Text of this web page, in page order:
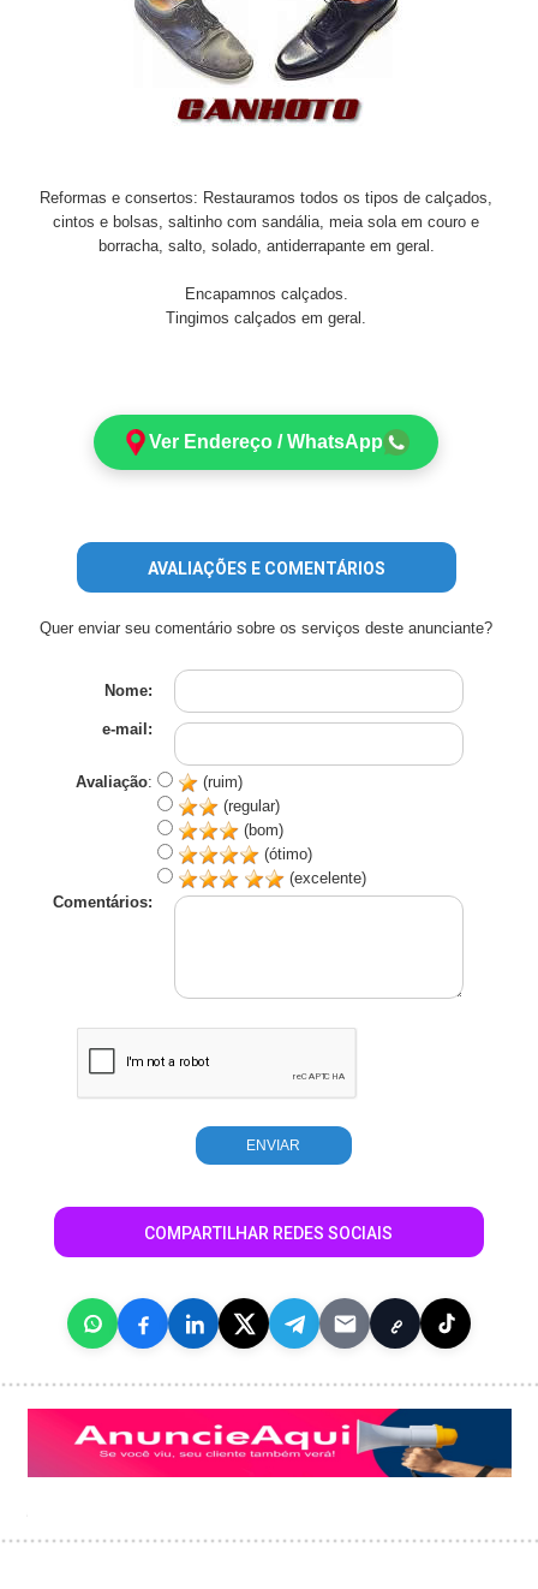
Reformas e consertos: Restauramos todos os tipos de calçados,
cintos e bolsas, saltinho com sandália, meia sola em couro e
borracha, salto, solado, antiderrapante em geral.
Encapamnos calçados.
Tingimos calçados em geral.
Ver Endereço / WhatsApp
AVALIAÇÕES E COMENTÁRIOS
Quer enviar seu comentário sobre os serviços deste anunciante?
Nome:
e-mail:
Avaliação:
(ruim)
(regular)
(bom)
(ótimo)
(excelente)
Comentários:
COMPARTILHAR REDES SOCIAIS